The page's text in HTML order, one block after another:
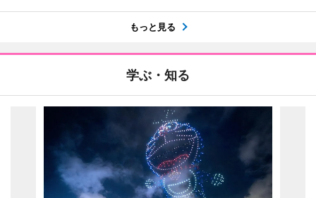
もっと見る
学ぶ・知る